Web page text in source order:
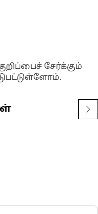
சேர்க்கும்